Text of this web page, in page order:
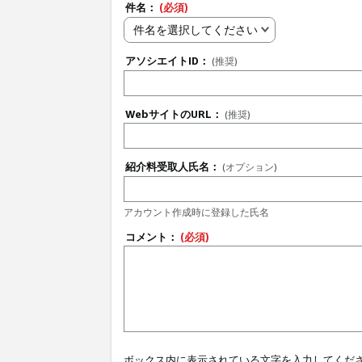
件名： (必須)
件名を選択してください
アソシエイトID： (推奨)
WebサイトのURL： (推奨)
紹介料受取人氏名： (オプション)
アカウント作成時に登録した氏名
コメント： (必須)